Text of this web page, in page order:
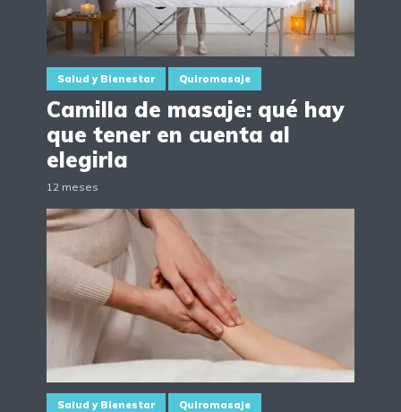
Salud y Bienestar Quiromasaje
Camilla de masaje: qué hay
que tener en cuenta al
elegirla
12 meses
Salud y Bienestar Quiromasaje